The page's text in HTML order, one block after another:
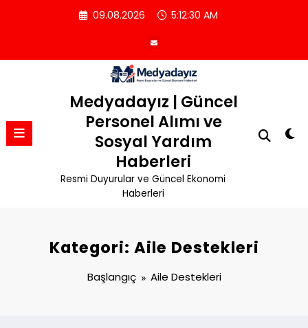
09.08.2026 5:12:31 AM
Medyadayız | Güncel
Personel Alımı ve
Sosyal Yardım
Haberleri
Resmi Duyurular ve Güncel Ekonomi
Haberleri
Kategori: Aile Destekleri
Başlangıç Aile Destekleri